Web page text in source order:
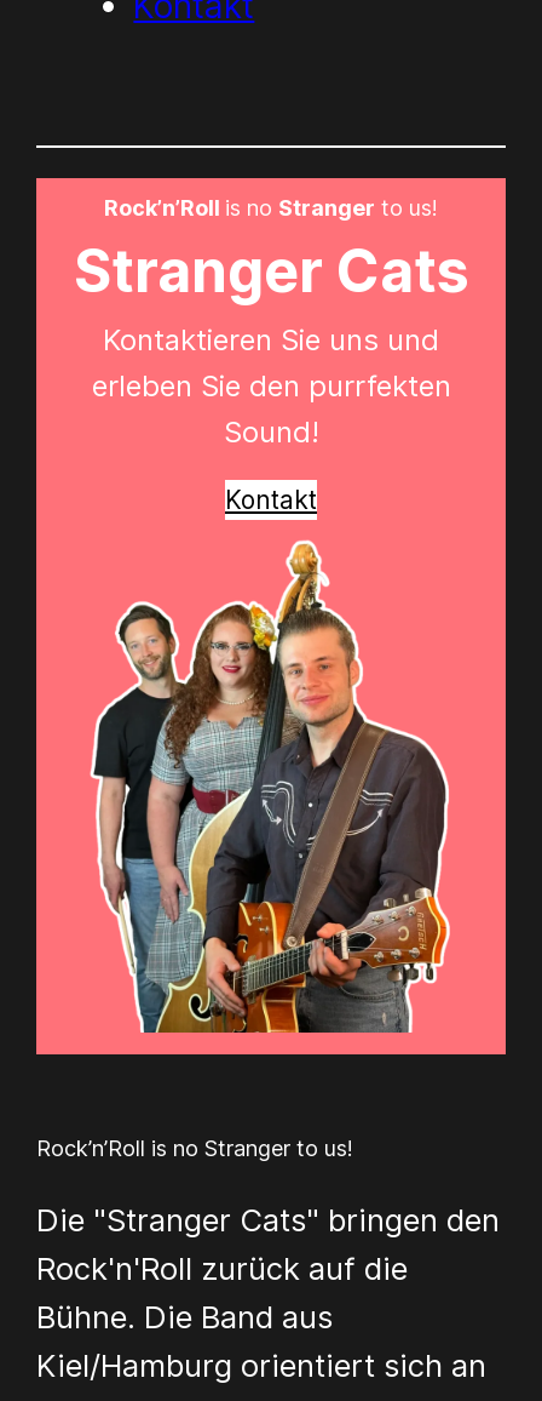
Rock’n’Roll is no Stranger to us!
Stranger Cats
Kontaktieren Sie uns und
erleben Sie den purrfekten
Sound!
Kontakt
Rock’n’Roll is no Stranger to us!
Die "Stranger Cats" bringen den
Rock'n'Roll zurück auf die
Bühne. Die Band aus
Kiel/Hamburg orientiert sich an